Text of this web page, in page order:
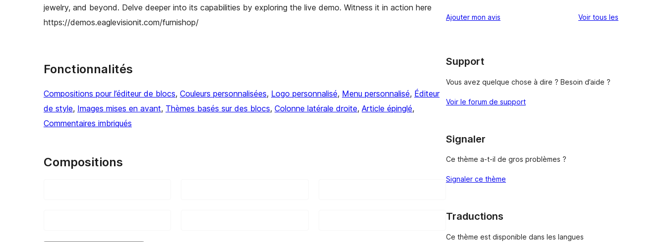
jewelry, and beyond. Delve deeper into its capabilities by exploring the live demo. Witness it in action here
https://demos.eaglevisionit.com/furnishop/
Fonctionnalités
Compositions pour l’éditeur de blocs, Couleurs personnalisées, Logo personnalisé, Menu personnalisé, Éditeur
de style, Images mises en avant, Thèmes basés sur des blocs, Colonne latérale droite, Article épinglé
Commentaires imbriqués
Compositions
Ajouter mon avis Voir tous les
Support
Vous avez quelque chose à dire ? Besoin d’aide ?
Voir le forum de support
Signaler
Ce thème a-t-il de gros problèmes ?
Signaler ce thème
Traductions
Ce thème est disponible dans les langues